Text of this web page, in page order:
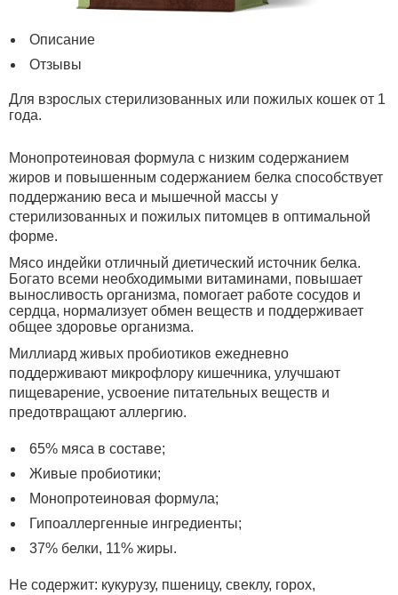
Описание
Отзывы
Для взрослых стерилизованных или пожилых кошек от 1
года.
Монопротеиновая формула c низким содержанием
жиров и повышенным содержанием белка способствует
поддержанию веса и мышечной массы у
стерилизованных и пожилых питомцев в оптимальной
форме.
Мясо индейки отличный диетический источник белка.
Богато всеми необходимыми витаминами, повышает
выносливость организма, помогает работе сосудов и
сердца, нормализует обмен веществ и поддерживает
общее здоровье организма.
Миллиард живых пробиотиков ежедневно
поддерживают микрофлору кишечника, улучшают
пищеварение, усвоение питательных веществ и
предотвращают аллергию.
65% мяса в составе;
Живые пробиотики;
Монопротеиновая формула;
Гипоаллергенные ингредиенты;
37% белки, 11% жиры.
Не содержит: кукурузу, пшеницу, свеклу, горох,